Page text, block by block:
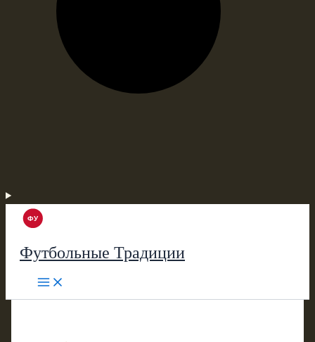
Футбольные Традиции